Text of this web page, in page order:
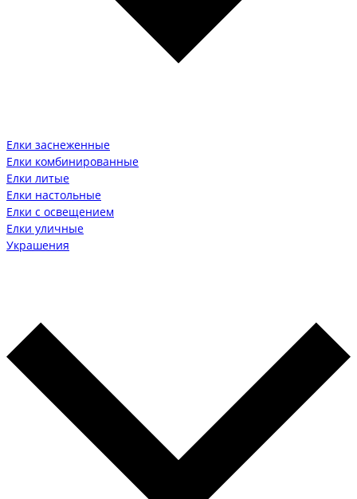
Елки заснеженные
Елки комбинированные
Елки литые
Елки настольные
Елки с освещением
Елки уличные
Украшения